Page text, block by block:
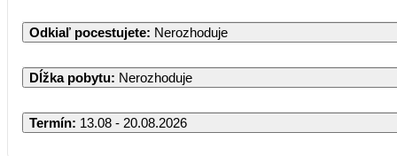
Odkiaľ pocestujete: Nerozhoduje
Dĺžka pobytu: Nerozhoduje
Termín: 13.08 - 20.08.2026